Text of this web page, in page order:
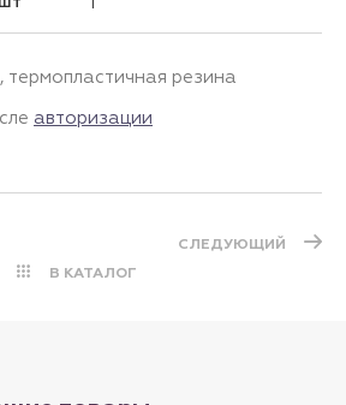
термопластичная резина
авторизации
В КАТАЛОГ
СЛЕДУЮЩИЙ